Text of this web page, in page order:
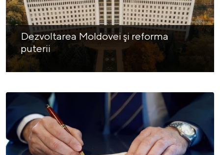
Dezvoltarea Moldovei şi reforma
puterii